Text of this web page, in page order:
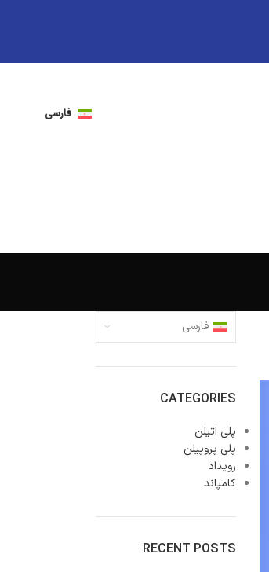
فارسی
فارسی
CATEGORIES
پلی اتیلن
پلی پروپیلن
رویداد
کامپاند
RECENT POSTS